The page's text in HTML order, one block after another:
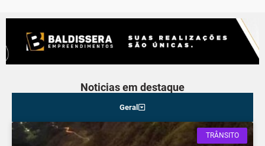
Noticias em destaque
Geral
TRÂNSITO